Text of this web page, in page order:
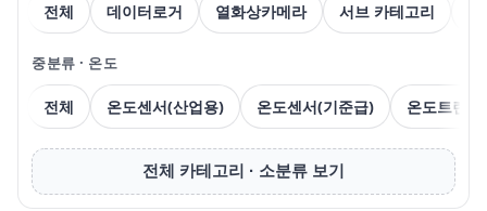
전체 데이터로거 열화상카메라 서브 카테고리
중분류 · 온도
전체 온도센서(산업용) 온도센서(기준급) 온도트랜스
전체 카테고리 · 소분류 보기